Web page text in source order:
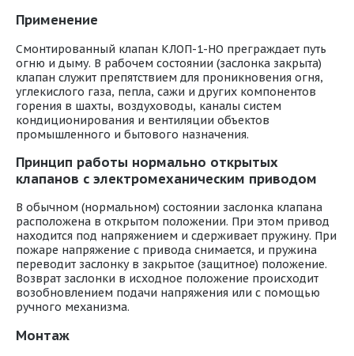
Применение
Смонтированный клапан КЛОП-1-НО преграждает путь
огню и дыму. В рабочем состоянии (заслонка закрыта)
клапан служит препятствием для проникновения огня,
углекислого газа, пепла, сажи и других компонентов
горения в шахты, воздуховоды, каналы систем
кондиционирования и вентиляции объектов
промышленного и бытового назначения.
Принцип работы нормально открытых
клапанов с электромеханическим приводом
В обычном (нормальном) состоянии заслонка клапана
расположена в открытом положении. При этом привод
находится под напряжением и сдерживает пружину. При
пожаре напряжение с привода снимается, и пружина
переводит заслонку в закрытое (защитное) положение.
Возврат заслонки в исходное положение происходит
возобновлением подачи напряжения или с помощью
ручного механизма.
Монтаж